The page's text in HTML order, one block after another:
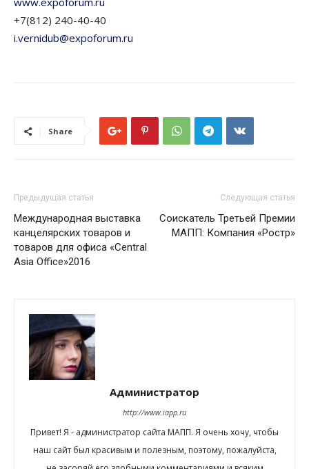
+7(812) 240-40-40
i.vernidub@expoforum.ru
Share
Предыдущая статья
Международная выставка
канцелярских товаров и
товаров для офиса «Central
Asia Office»2016
Следующая статья
Соискатель Третьей Премии
МАПП: Компания «Ростр»
Администратор
http://www.iapp.ru
Привет! Я - администратор сайта МАПП. Я очень хочу, чтобы
наш сайт был красивым и полезным, поэтому, пожалуйста,